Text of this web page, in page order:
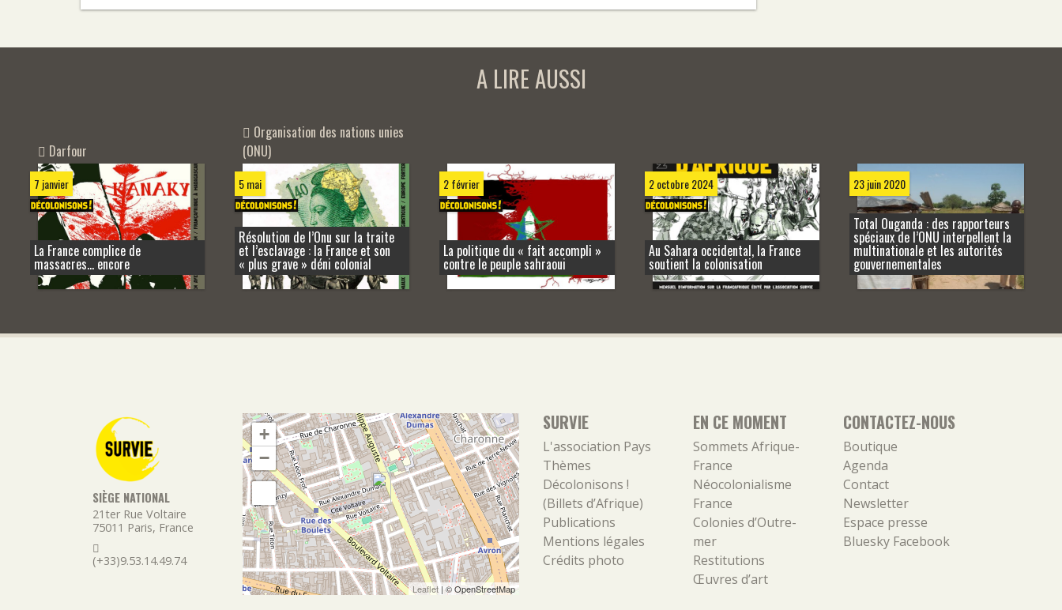
A LIRE AUSSI
Darfour
7 janvier
La France complice de
massacres… encore
Organisation des nations unies
(ONU)
5 mai
Résolution de l’Onu sur la traite
et l’esclavage : la France et son
« plus grave » déni colonial
2 février
La politique du « fait accompli »
contre le peuple sahraoui
2 octobre 2024
Au Sahara occidental, la France
soutient la colonisation
23 juin 2020
Total Ouganda : des rapporteurs
spéciaux de l’ONU interpellent la
multinationale et les autorités
gouvernementales
SIÈGE NATIONAL
21ter Rue Voltaire
75011 Paris, France
(+33)9.53.14.49.74
+
−
Leaflet | ©OpenStreetMap
SURVIE
L'association Pays
Thèmes
Décolonisons !
(Billets d’Afrique)
Publications
Mentions légales
Crédits photo
EN CE MOMENT
Sommets Afrique-
France
Néocolonialisme
France
Colonies d’Outre-
mer
Restitutions
Œuvres d’art
CONTACTEZ-NOUS
Boutique
Agenda
Contact
Newsletter
Espace presse
Bluesky Facebook